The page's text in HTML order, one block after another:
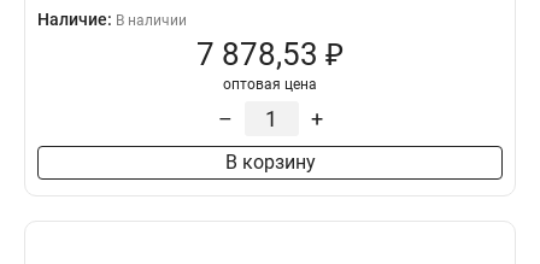
Наличие: В наличии
7 878,53 ₽
оптовая цена
– +
В корзину